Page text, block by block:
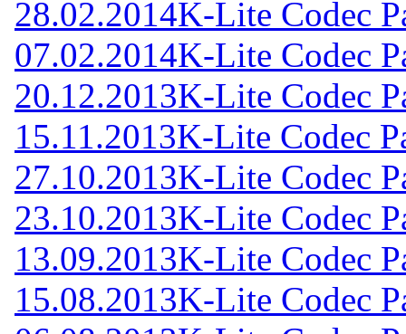
28.02.2014K-Lite Codec
07.02.2014K-Lite Codec
20.12.2013K-Lite Codec
15.11.2013K-Lite Codec
27.10.2013K-Lite Codec
23.10.2013K-Lite Codec
13.09.2013K-Lite Codec
15.08.2013K-Lite Codec